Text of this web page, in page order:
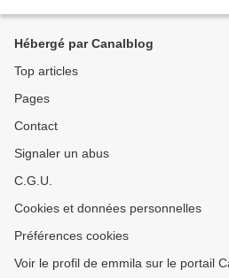
Hébergé par Canalblog
Top articles
Pages
Contact
Signaler un abus
C.G.U.
Cookies et données personnelles
Préférences cookies
Voir le profil de emmila sur le portail